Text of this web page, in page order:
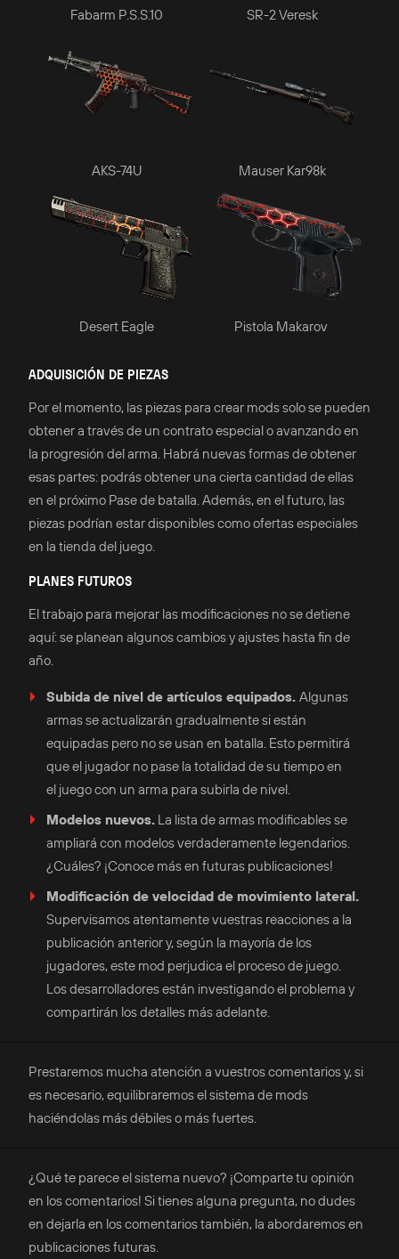
Fabarm P.S.S.10 SR-2 Veresk
AKS-74U Mauser Kar98k
Desert Eagle Pistola Makarov
ADQUISICIÓN DE PIEZAS
Por el momento, las piezas para crear mods solo se pueden
obtener a través de un contrato especial o avanzando en
la progresión del arma. Habrá nuevas formas de obtener
esas partes: podrás obtener una cierta cantidad de ellas
en el próximo Pase de batalla. Además, en el futuro, las
piezas podrían estar disponibles como ofertas especiales
en la tienda del juego.
PLANES FUTUROS
El trabajo para mejorar las modificaciones no se detiene
aquí: se planean algunos cambios y ajustes hasta fin de
año.
Subida de nivel de artículos equipados. Algunas
armas se actualizarán gradualmente si están
equipadas pero no se usan en batalla. Esto permitirá
que el jugador no pase la totalidad de su tiempo en
el juego con un arma para subirla de nivel.
Modelos nuevos. La lista de armas modificables se
ampliará con modelos verdaderamente legendarios.
¿Cuáles? ¡Conoce más en futuras publicaciones!
Modificación de velocidad de movimiento lateral.
Supervisamos atentamente vuestras reacciones a la
publicación anterior y, según la mayoría de los
jugadores, este mod perjudica el proceso de juego.
Los desarrolladores están investigando el problema y
compartirán los detalles más adelante.
Prestaremos mucha atención a vuestros comentarios y, si
es necesario, equilibraremos el sistema de mods
haciéndolas más débiles o más fuertes.
¿Qué te parece el sistema nuevo? ¡Comparte tu opinión
en los comentarios! Si tienes alguna pregunta, no dudes
en dejarla en los comentarios también, la abordaremos en
publicaciones futuras.